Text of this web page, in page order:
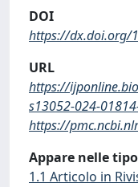
DOI
https://dx.doi.org/
URL
https://
s13052-024-
https://
Appare nelle
1.1 Articolo in